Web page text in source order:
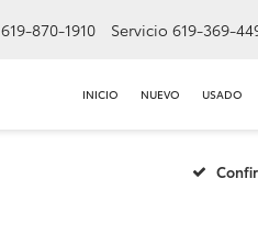
619-870-1910 Servicio 619-369-
INICIO NUEVO USADO